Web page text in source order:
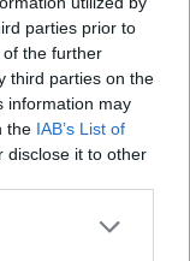
parties prior to
the further
third parties on the
information may
the IAB’s List of
disclose it to other
mieux?
0 réactions